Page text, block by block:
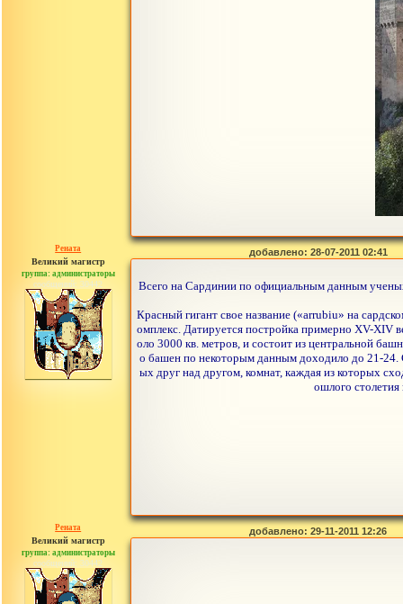
Рената
Великий магистр
группа: администраторы
сообщений: 30442
добавлено: 28-07-2011 02:41
Всего на Сардинии по официальным данным
Красный гигант свое название («аrrubiu» на
омплекс. Датируется постройка примерно XV-XIV
оло 3000 кв. метров, и состоит из центральной
о башен по некоторым данным доходило до 21-24.
ых друг над другом, комнат, каждая из которых
ошлого
Рената
Великий магистр
группа: администраторы
сообщений: 30442
добавлено: 29-11-2011 12:26